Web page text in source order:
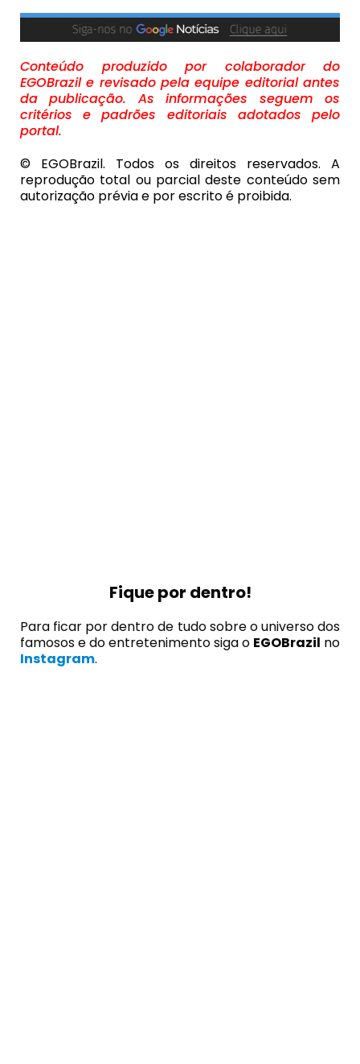
Conteúdo produzido por colaborador do
EGOBrazil e revisado pela equipe editorial antes
da publicação. As informações seguem os
critérios e padrões editoriais adotados pelo
portal.
© EGOBrazil. Todos os direitos reservados. A
reprodução total ou parcial deste conteúdo sem
autorização prévia e por escrito é proibida.
Fique por dentro!
Para ficar por dentro de tudo sobre o universo dos
famosos e do entretenimento siga o EGOBrazil no
Instagram.